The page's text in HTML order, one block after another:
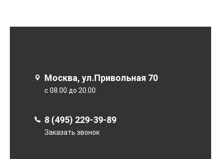
Москва, ул.Привольная 70
с 08.00 до 20.00
8 (495) 229-39-89
Заказать звонок